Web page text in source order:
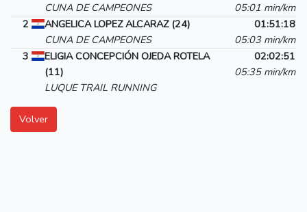
CUNA DE CAMPEONES
05:01 min/km
2
ANGELICA LOPEZ ALCARAZ (24)
CUNA DE CAMPEONES
01:51:18
05:03 min/km
3
ELIGIA CONCEPCIÓN OJEDA ROTELA
(11)
LUQUE TRAIL RUNNING
02:02:51
05:35 min/km
Volver